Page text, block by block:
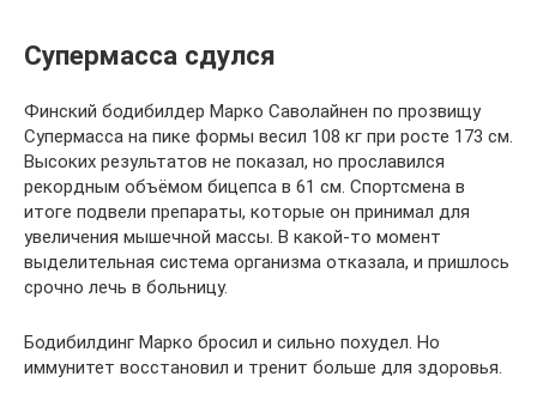
Супермасса сдулся
Финский бодибилдер Марко Саволайнен по прозвищу
Супермасса на пике формы весил 108 кг при росте 173 см.
Высоких результатов не показал, но прославился
рекордным объёмом бицепса в 61 см. Спортсмена в
итоге подвели препараты, которые он принимал для
увеличения мышечной массы. В какой-то момент
выделительная система организма отказала, и пришлось
срочно лечь в больницу.
Бодибилдинг Марко бросил и сильно похудел. Но
иммунитет восстановил и тренит больше для здоровья.